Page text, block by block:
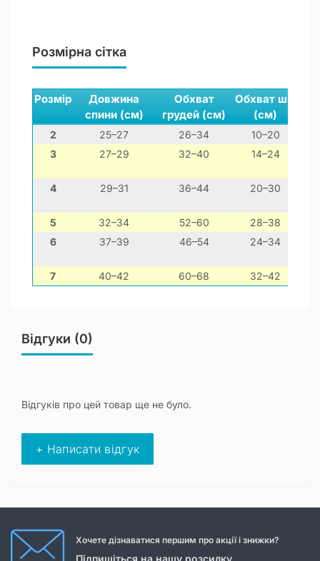
Розмірна сітка
Розмір
Довжина
спини (см)
Обхват
грудей (см)
Обхват шиї
(см)
2 25–27 26–34 10–20
3
27–29 32–40 14–24
4 29–31 36–44 20–30
5 32–34 52–60
28–38
6
37–39 46–54 24–34
7 40–42 60–68 32–42
Відгуки (0)
Відгуків про цей товар ще не було.
+ Написати відгук
Хочете дізнаватися першим про акції і знижки?
Підпишіться на нашу розсилку